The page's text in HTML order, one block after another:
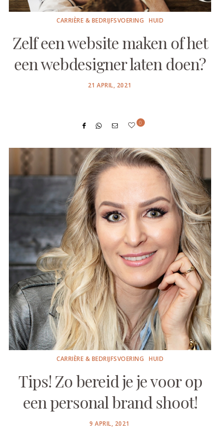
CARRIÈRE & BEDRIJFSVOERING HUID
Zelf een website maken of het
een webdesigner laten doen?
POSTED
21 APRIL, 2021
0
CARRIÈRE & BEDRIJFSVOERING HUID
Tips! Zo bereid je je voor op
een personal brand shoot!
POSTED
9 APRIL, 2021